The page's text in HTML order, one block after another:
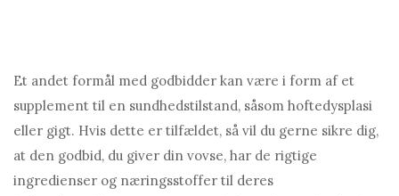
Et andet formål med godbidder kan være i form af et
supplement til en sundhedstilstand, såsom hoftedysplasi
eller gigt. Hvis dette er tilfældet, så vil du gerne sikre dig,
at den godbid, du giver din vovse, har de rigtige
ingredienser og næringsstoffer til deres